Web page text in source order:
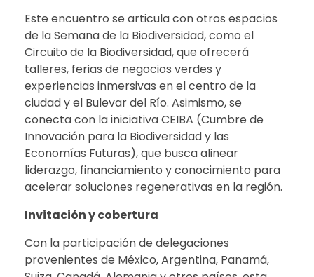
Este encuentro se articula con otros espacios
de la Semana de la Biodiversidad, como el
Circuito de la Biodiversidad, que ofrecerá
talleres, ferias de negocios verdes y
experiencias inmersivas en el centro de la
ciudad y el Bulevar del Río. Asimismo, se
conecta con la iniciativa CEIBA (Cumbre de
Innovación para la Biodiversidad y las
Economías Futuras), que busca alinear
liderazgo, financiamiento y conocimiento para
acelerar soluciones regenerativas en la región.
Invitación y cobertura
Con la participación de delegaciones
provenientes de México, Argentina, Panamá,